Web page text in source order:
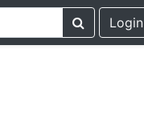
Login